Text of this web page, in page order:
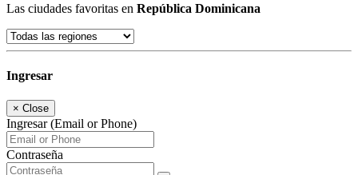
Las ciudades favoritas en República Dominicana
Ingresar
× Close
Ingresar (Email or Phone)
Contraseña